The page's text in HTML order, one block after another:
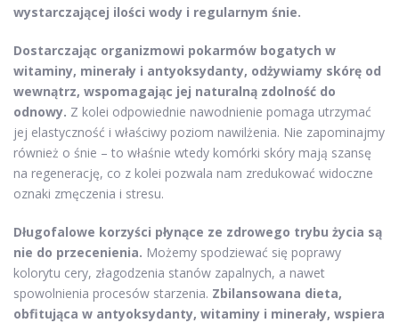
wystarczającej ilości wody i regularnym śnie.
Dostarczając organizmowi pokarmów bogatych w
witaminy, minerały i antyoksydanty, odżywiamy skórę od
wewnątrz, wspomagając jej naturalną zdolność do
odnowy. Z kolei odpowiednie nawodnienie pomaga utrzymać
jej elastyczność i właściwy poziom nawilżenia. Nie zapominajmy
również o śnie – to właśnie wtedy komórki skóry mają szansę
na regenerację, co z kolei pozwala nam zredukować widoczne
oznaki zmęczenia i stresu.
Długofalowe korzyści płynące ze zdrowego trybu życia są
nie do przecenienia. Możemy spodziewać się poprawy
kolorytu cery, złagodzenia stanów zapalnych, a nawet
spowolnienia procesów starzenia. Zbilansowana dieta,
obfitująca w antyoksydanty, witaminy i minerały, wspiera